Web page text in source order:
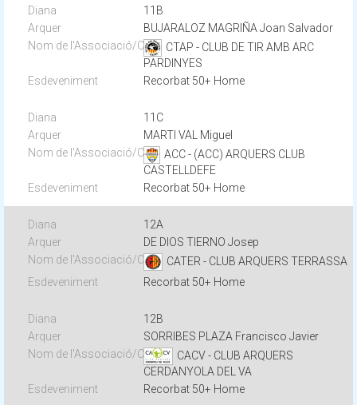
11B
BUJARALOZ MAGRIÑA Joan Salvador
CTAP - CLUB DE TIR AMB ARC
PARDINYES
Recorbat 50+ Home
11C
MARTI VAL Miguel
ACC - (ACC) ARQUERS CLUB
CASTELLDEFE
Recorbat 50+ Home
12A
DE DIOS TIERNO Josep
CATER - CLUB ARQUERS TERRASSA
Recorbat 50+ Home
12B
SORRIBES PLAZA Francisco Javier
CACV - CLUB ARQUERS
CERDANYOLA DEL VA
Recorbat 50+ Home